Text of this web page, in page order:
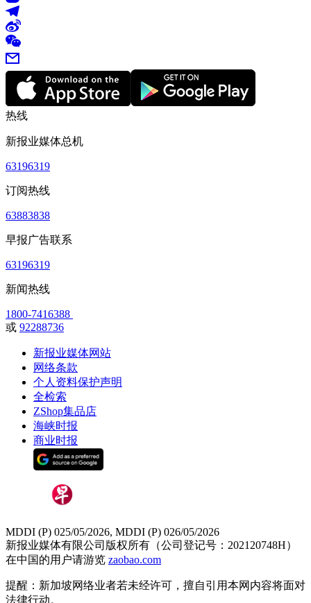
热线
新报业媒体总机
63196319
订阅热线
63883838
早报广告联系
63196319
新闻热线
1800-7416388
或 92288736
新报业媒体网站
网络条款
个人资料保护声明
全检索
ZShop集品店
海峡时报
商业时报
MDDI (P) 025/05/2026, MDDI (P) 026/05/2026
新报业媒体有限公司版权所有（公司登记号：202120748H）
在中国的用户请游览 zaobao.com
提醒：新加坡网络业者若未经许可，擅自引用本网内容将面对
法律行动。